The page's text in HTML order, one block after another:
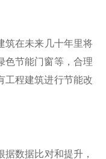
筑在未来几十年里将
色节能门窗等，合理
工程建筑进行节能改
数据比对和提升，